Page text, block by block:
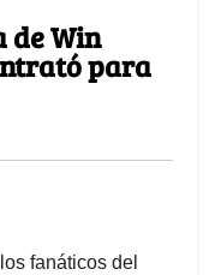
de Win
para
fanáticos del